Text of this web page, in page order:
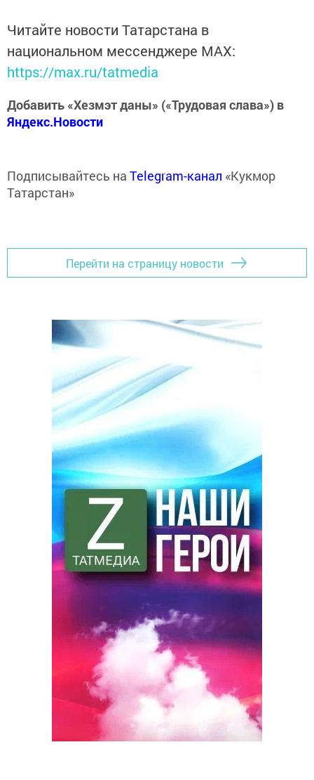
Читайте новости Татарстана в
национальном мессенджере MАХ:
https://max.ru/tatmedia
Добавить «Хезмэт даны» («Трудовая слава») в
Яндекс.Новости
Подписывайтесь на Telegram-канал «Кукмор
Татарстан»
Перейти на страницу новости